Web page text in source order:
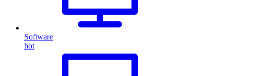
Software
hot